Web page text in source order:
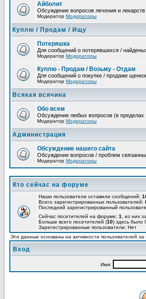
Айболит
Обсуждение вопросов лечения и лекарств
Модератор Модераторы
Куплю / Продам / Ищу
Потеряшка
Для сообщений о потерявшихся /
Модератор Модераторы
Куплю - Продам / Возьму - Отдам
Для сообщений о покупке / продаже
Модератор Модераторы
Всякая всячина
Обо всем
Обсуждение любых вопросов (в пределах
Модератор Модераторы
Администрация
Обсуждение нашего сайта
Обсуждение вопросов / проблем
Модератор Модераторы
Кто сейчас на форуме
Наши пользователи оставили сообщений:
Всего зарегистрированных пользователей:
Последний зарегистрированный
Сейчас посетителей на форуме: 1
, из них
Больше всего посетителей (10) здесь было
Зарегистрированные пользователи: Нет
Эти данные основаны на активности пользователей за
Вход
Имя: